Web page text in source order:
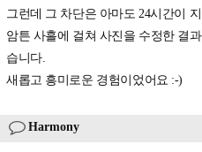
그런데 그 차단은 아마도 24시간이
암튼 사흘에 걸쳐 사진을 수정한 결
습니다.
새롭고 흥미로운 경험이었어요 :-)
Harmony